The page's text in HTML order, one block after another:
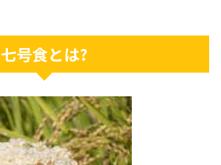
七号食とは?